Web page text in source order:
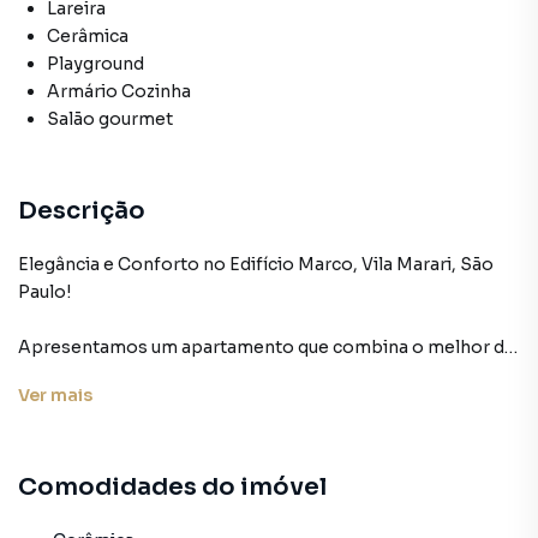
Lareira
Cerâmica
Playground
Armário Cozinha
Salão gourmet
Descrição
Elegância e Conforto no Edifício Marco, Vila Marari, São
Paulo!
Apresentamos um apartamento que combina o melhor da
no prestigiado Edifício Marco, na desejada Vila Marari,
Ao adentrar este espaço, você será recepcionado por uma
Ver mais
Comodidades do imóvel